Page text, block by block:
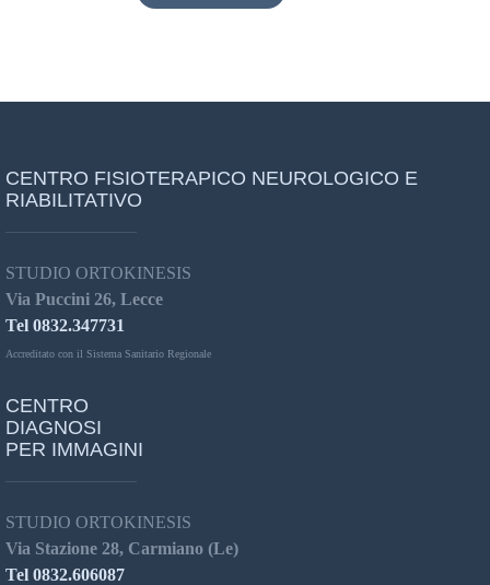
CENTRO FISIOTERAPICO NEUROLOGICO E
RIABILITATIVO
STUDIO ORTOKINESIS
Via Puccini 26, Lecce
Tel 0832.347731
Accreditato con il Sistema Sanitario Regionale
CENTRO
DIAGNOSI
PER IMMAGINI
STUDIO ORTOKINESIS
Via Stazione 28, Carmiano (Le)
Tel 0832.606087